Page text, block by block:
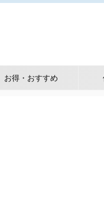
お得・おすすめ